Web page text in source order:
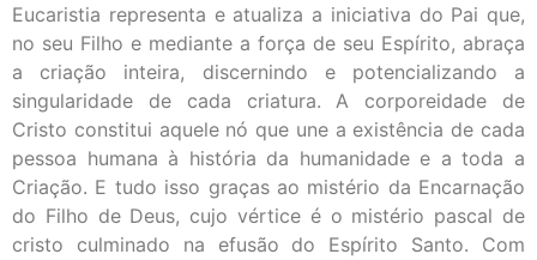
Eucaristia representa e atualiza a iniciativa do Pai que,
no seu Filho e mediante a força de seu Espírito, abraça
a criação inteira, discernindo e potencializando a
singularidade de cada criatura. A corporeidade de
Cristo constitui aquele nó que une a existência de cada
pessoa humana à história da humanidade e a toda a
Criação. E tudo isso graças ao mistério da Encarnação
do Filho de Deus, cujo vértice é o mistério pascal de
cristo culminado na efusão do Espírito Santo. Com